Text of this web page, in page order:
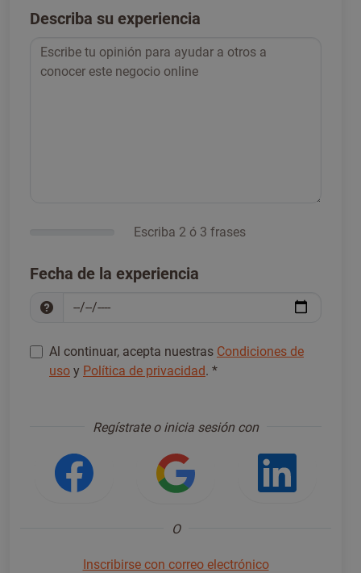
Describa su experiencia
Escriba 2 ó 3 frases
Fecha de la experiencia
Al continuar, acepta nuestras Condiciones de
uso y Política de privacidad. *
Regístrate o inicia sesión con
Iniciar sesión con Facebook
Iniciar sesión con
O
Inscribirse con correo electrónico